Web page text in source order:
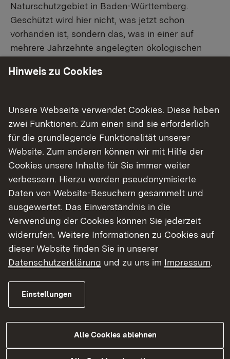
Naturschutzgebiet in Baden-Württemberg.
Geschützt wird hier nicht, was jetzt schon
vorhanden ist, sondern das, was in einer auf
mehrere Jahrzehnte angelegten ökologischen
Winter sorgen im November 2021 die tierische
Landschaftspflege dafür, dass Brombeeren,
Büsche und krautige Pflanzen zurückgedrängt
werden. Die Weidefläche der Ziegen und Schafe
ist von einem Weidezaun umgeben. Dieser
unterbricht einen von Ost nach West
verlaufenden Forstweg, der dann nicht mehr
begangen werden kann. Die Benutzung dieses
Weges ist aber ohnehin nur für die
Waldbewirtschaftung zulässig. Vor Ort weist eine
Informationstafel auf die Beweidung durch die
Tiere und den gesperrten Weg hin.
Besucherinnen und Besucher des
Naturschutzgebietes können die Tiere vom
Wanderweg entlang des Dünenkammweg
beobachten. Hundehalterinnen und Hundehalter
werden gebeten, ihre Hunde an der Leine zu
Hinweis zu Cookies
Unsere Webseite verwendet Cookies. Diese haben
zwei Funktionen: Zum einen sind sie erforderlich
für die grundlegende Funktionalität unserer
Website. Zum anderen können wir mit Hilfe der
Cookies unsere Inhalte für Sie immer weiter
verbessern. Hierzu werden pseudonymisierte
Daten von Website-Besuchern gesammelt und
ausgewertet. Das Einverständnis in die
Verwendung der Cookies können Sie jederzeit
widerrufen. Weitere Informationen zu Cookies auf
dieser Website finden Sie in unserer
Datenschutzerklärung und zu uns im Impressum.
Einstellungen
Alle Cookies ablehnen